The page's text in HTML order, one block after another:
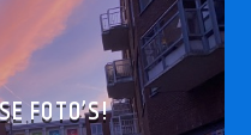
FOTO’S!